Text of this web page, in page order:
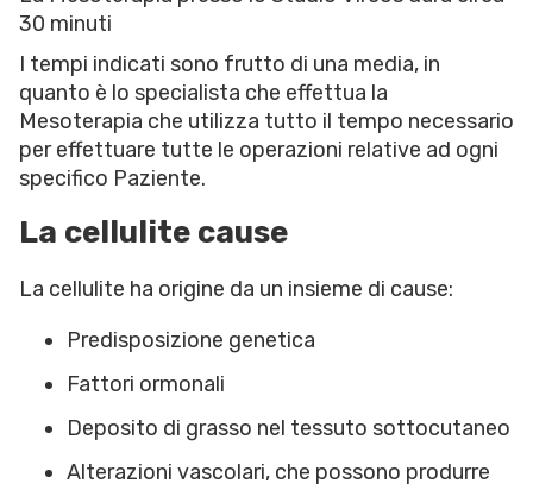
30 minuti
I tempi indicati sono frutto di una media, in
quanto è lo specialista che effettua la
Mesoterapia che utilizza tutto il tempo necessario
per effettuare tutte le operazioni relative ad ogni
specifico Paziente.
La cellulite cause
La cellulite ha origine da un insieme di cause:
Predisposizione genetica
Fattori ormonali
Deposito di grasso nel tessuto sottocutaneo
Alterazioni vascolari, che possono produrre